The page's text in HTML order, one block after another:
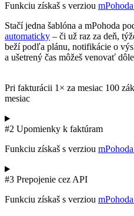
Funkciu získaš s verziou
Stačí jedna šablóna a mPohoda
automaticky – či už raz za deň,
beží podľa plánu, notifikácie o
a ušetrený čas môžeš venovať
Pri fakturácii 1× za mesiac 100
mesiac
#2 Upomienky k faktúram
Funkciu získaš s verziou
#3 Prepojenie cez API
Funkciu získaš s verziou